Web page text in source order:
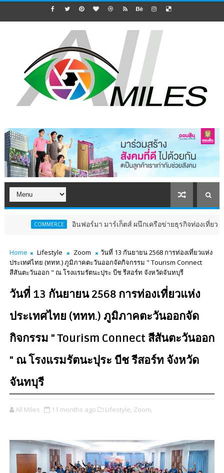
อินฟอร์มา มาร์เก็ตส์ ผนึกเครือข่ายธุรกิจท่องเที่ยว-บริการ จัด
Home Lifestyle Zoom
วันที่ 13 กันยายน 2568 การท่องเที่ยวแห่ง
ประเทศไทย (ททท.) ภูมิภาคตะวันออกจัดกิจกรรม " Tourism Connect
สีสันตะวันออก " ณ โรงแรมรัตนะปุระ บีช รีสอร์ท จังหวัดจันทบุรี
วันที่ 13 กันยายน 2568 การท่องเที่ยวแห่ง
ประเทศไทย (ททท.) ภูมิภาคตะวันออกจัด
กิจกรรม " Tourism Connect สีสันตะวันออก
" ณ โรงแรมรัตนะปุระ บีช รีสอร์ท จังหวัด
จันทบุรี
All Miles 11 months ago Lifestyle, Zoom,